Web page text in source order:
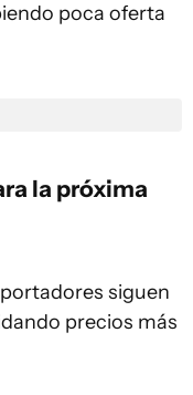
poca oferta
la próxima
siguen
precios más